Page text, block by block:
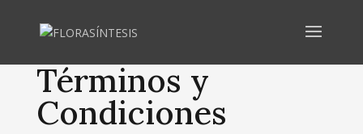
Términos y
Condiciones